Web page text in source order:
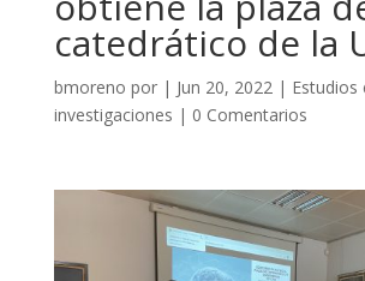
catedrático de la
bmoreno por | Jun 20, 2022| Estudios
investigaciones | 0 Comentarios